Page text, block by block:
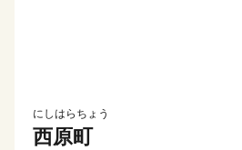
にしはらちょう
西原町